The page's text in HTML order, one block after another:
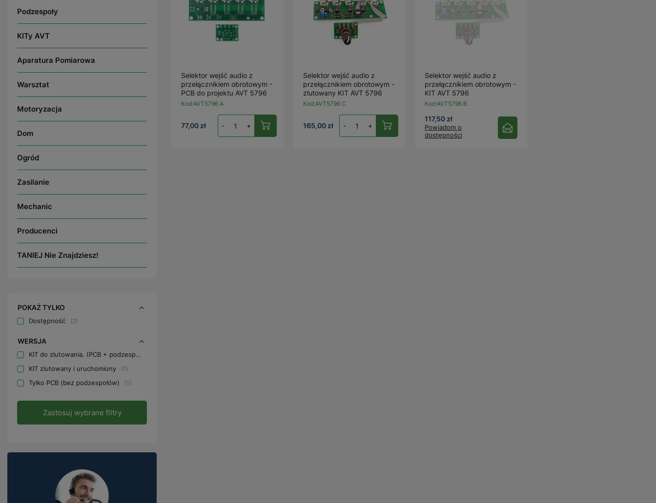
Podzespoły
KITy AVT
Aparatura Pomiarowa
Warsztat
Motoryzacja
Dom
Ogród
Zasilanie
Mechanic
Producenci
TANIEJ Nie Znajdziesz!
POKAŻ TYLKO
Dostępność 2
WERSJA
KIT do zlutowania. (PCB + podzespoły)
KIT zlutowany i uruchomiony 1
Tylko PCB (bez podzespołów) 1
Zastosuj wybrane filtry
Selektor wejść audio z
przełącznikiem obrotowym -
PCB do projektu AVT 5796
Kod:AVT5796 A
77,00 zł - +
Selektor wejść audio z
przełącznikiem obrotowym -
zlutowany KIT AVT 5796
Kod:AVT5796 C
165,00 zł - +
Selektor wejść audio z
przełącznikiem obrotowym -
KIT AVT 5796
Kod:AVT5796 B
117,50 zł
Powiadom o
dostępności